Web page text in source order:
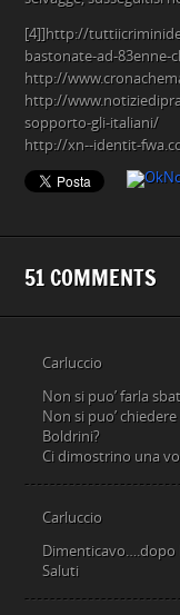
[4]]http://
bastonate-ad-83enne-
http://
http://
sopporto-gli-italiani/
http://xn--identit-
51 COMMENTS
Carluccio
Non si puo’ farla
Non si puo’
Boldrini?
Ci dimostrino una
Carluccio
Dimenticavo….dopo
Saluti